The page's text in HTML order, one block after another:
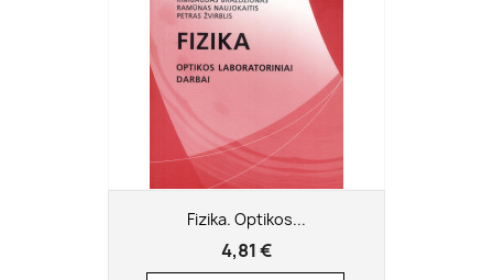
Fizika. Optikos...
4,81 €